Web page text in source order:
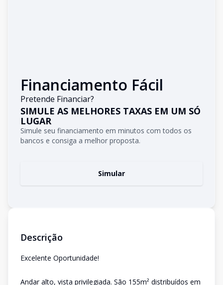
Financiamento Fácil
Pretende Financiar?
SIMULE AS MELHORES TAXAS EM UM SÓ
LUGAR
Simule seu financiamento em minutos com todos os
bancos e consiga a melhor proposta.
Simular
Descrição
Excelente Oportunidade!
Andar alto, vista privilegiada. São 155m² distribuídos em